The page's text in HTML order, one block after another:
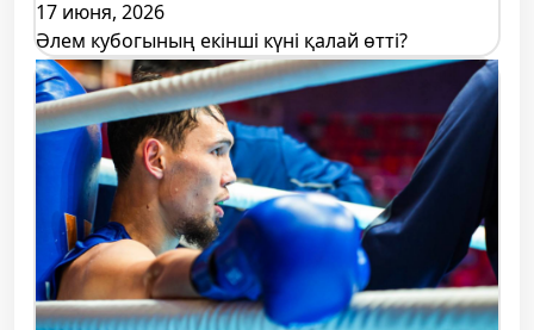
17 июня, 2026
Әлем кубогының екінші күні қалай өтті?